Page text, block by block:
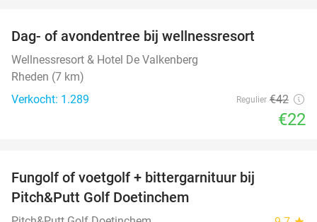
Dag- of avondentree bij wellnessresort
Wellnessresort & Hotel De Valkenberg
Rheden (7 km)
Verkocht: 1.289
Regulier €42
€22
Fungolf of voetgolf + bittergarnituur bij
Pitch&Putt Golf Doetinchem